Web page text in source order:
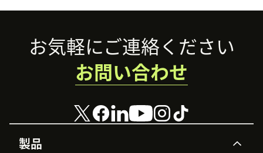
Footer
製品
お気軽にご連絡ください
お問い合わせ